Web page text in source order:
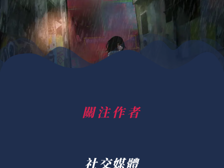
關注作者
社交媒體